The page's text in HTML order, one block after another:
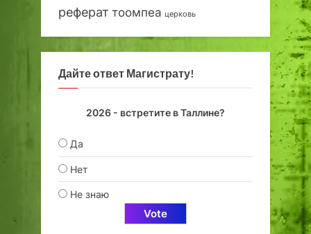
реферат тоомпеа церковь
Дайте ответ Магистрату!
2026 - встретите в Таллине?
Да
Нет
Не знаю